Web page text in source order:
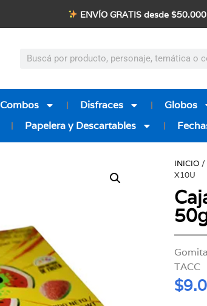
ENVÍO GRATIS desde $50.000
Combos Disfraces Globos
Papelera y Descartables
INICIO /
X10U
TACC
$